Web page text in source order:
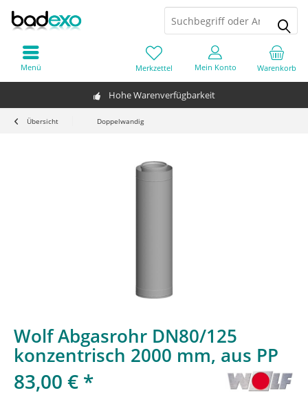
Hohe Warenverfügbarkeit
Warenkorb
Merkzettel Mein Konto
Menü
Übersicht Doppelwandig
Wolf Abgasrohr DN80/125
konzentrisch 2000 mm, aus PP
83,00 € *